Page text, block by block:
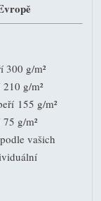
300 g/m²
g/m²
155 g/m²
g/m²
vašich